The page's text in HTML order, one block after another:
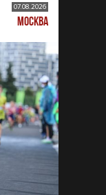
07.08.2026
МОСКВА